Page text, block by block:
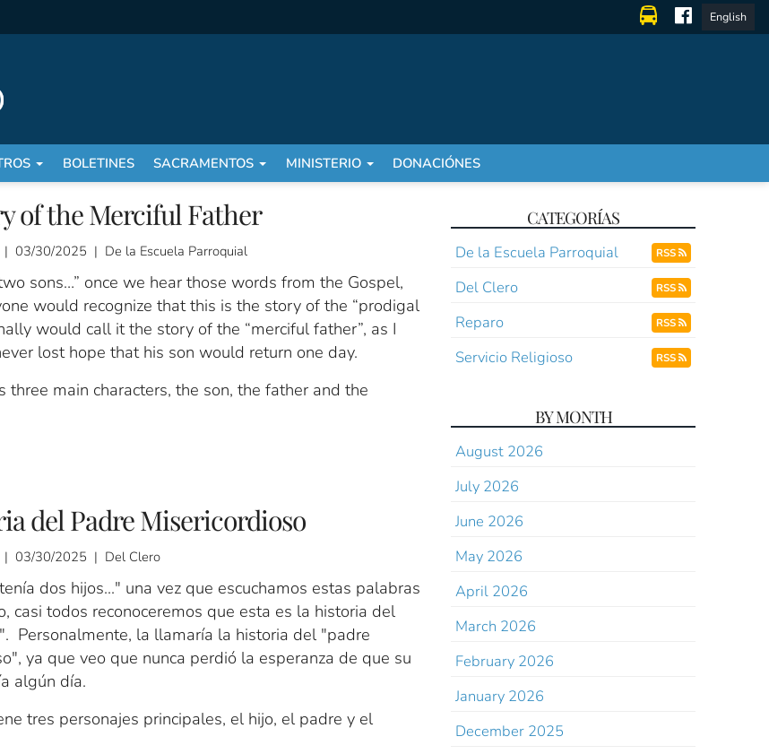
English
BOLETINES SACRAMENTOS MINISTERIO DONACIÓNES
of the Merciful Father
| 03/30/2025 | De la Escuela Parroquial
sons…” once we hear those words from the Gospel,
would recognize that this is the story of the “prodigal
would call it the story of the “merciful father”, as I
lost hope that his son would return one day.
three main characters, the son, the father and the
del Padre Misericordioso
| 03/30/2025 | Del Clero
dos hijos..." una vez que escuchamos estas palabras
casi todos reconoceremos que esta es la historia del
Personalmente, la llamaría la historia del "padre
ya que veo que nunca perdió la esperanza de que su
algún día.
tres personajes principales, el hijo, el padre y el
CATEGORÍAS
De la Escuela Parroquial RSS
Del Clero RSS
Reparo RSS
Servicio Religioso RSS
BY MONTH
August 2026
July 2026
June 2026
May 2026
April 2026
March 2026
February 2026
January 2026
December 2025